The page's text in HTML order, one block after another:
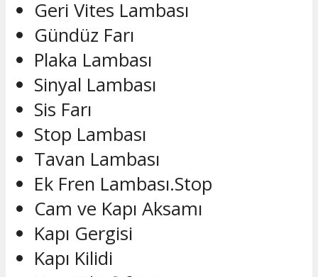
Geri Vites Lambası
Gündüz Farı
Plaka Lambası
Sinyal Lambası
Sis Farı
Stop Lambası
Tavan Lambası
Ek Fren Lambası.Stop
Cam ve Kapı Aksamı
Kapı Gergisi
Kapı Kilidi